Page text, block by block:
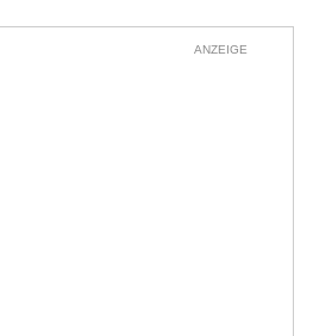
ANZEIGE